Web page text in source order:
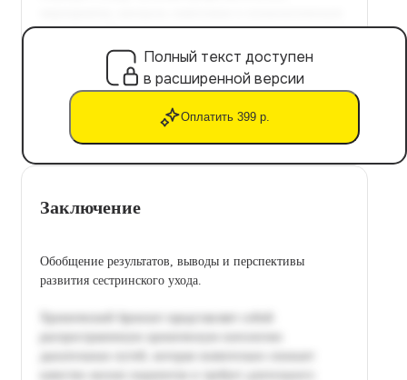
Полный текст доступен
в расширенной версии
Оплатить 399 р.
Заключение
Обобщение результатов, выводы и перспективы
развития сестринского ухода.